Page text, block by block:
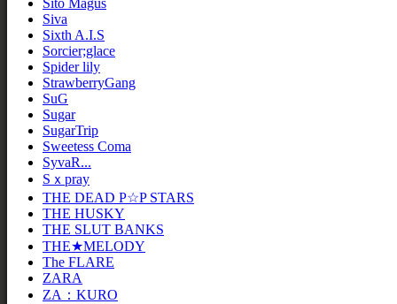
Sito Magus
Siva
Sixth A.I.S
Sorcier;glace
Spider lily
StrawberryGang
SuG
Sugar
SugarTrip
Sweetess Coma
SyvaR...
Sｘpray
THE DEAD P☆P STARS
THE HUSKY
THE SLUT BANKS
THE★MELODY
The FLARE
ZARA
ZA：KURO